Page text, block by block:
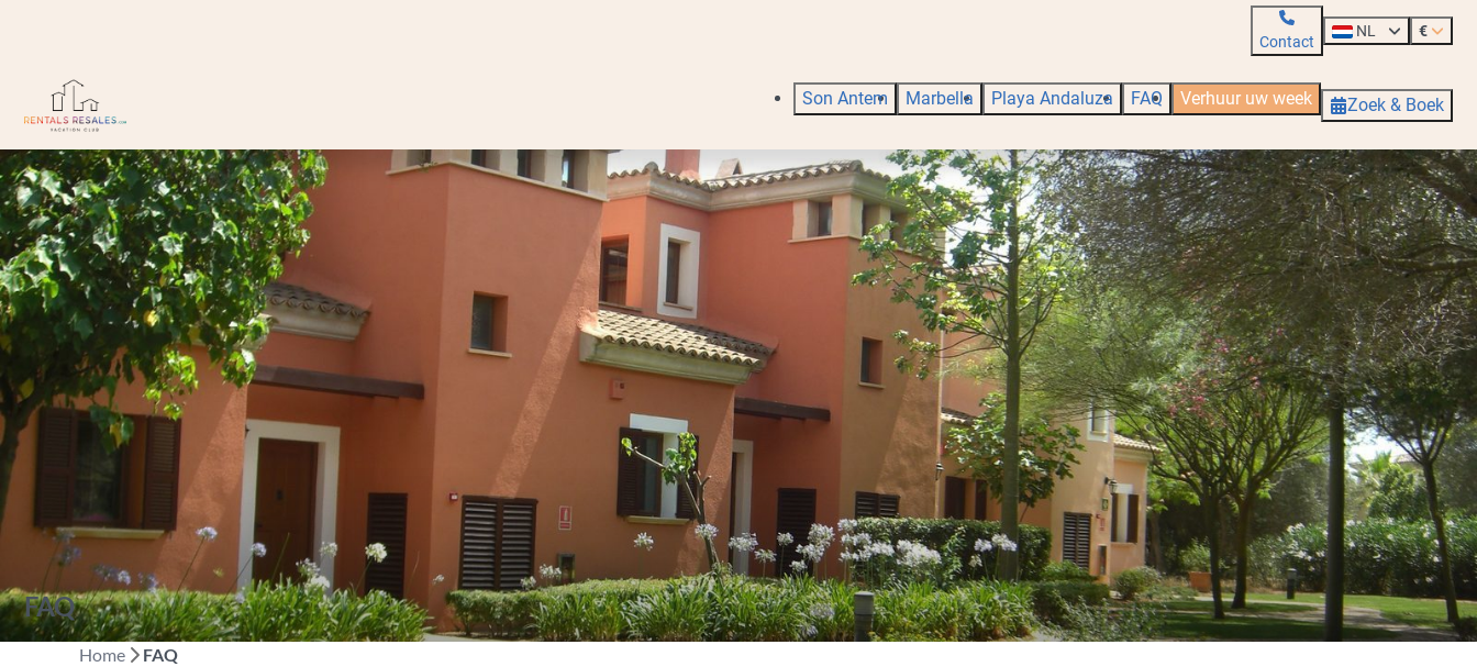
Contact
NL €
Son Antem Marbella Playa Andaluza FAQ Verhuur uw week Zoek & Boek
FAQ
Home FAQ